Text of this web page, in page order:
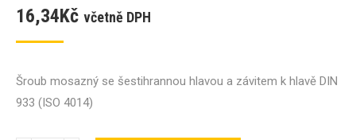
16,34Kč včetně DPH
Šroub mosazný se šestihrannou hlavou a závitem k hlavě DIN
933 (ISO 4014)